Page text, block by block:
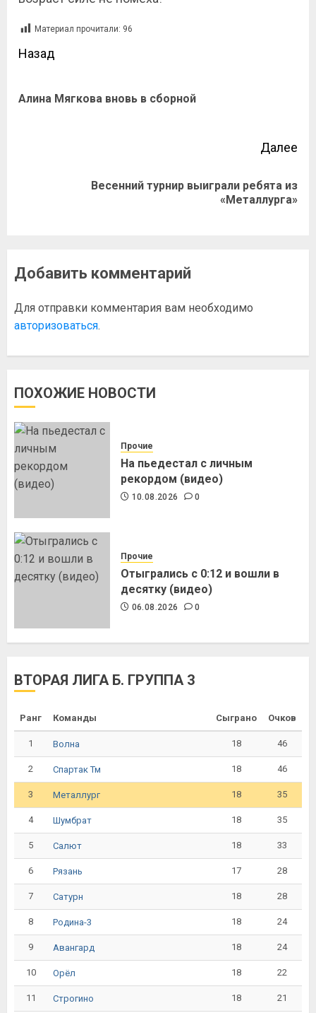
Материал прочитали: 96
Назад
Алина Мягкова вновь в сборной
Далее
Весенний турнир выиграли ребята из
«Металлурга»
Добавить комментарий
Для отправки комментария вам необходимо
авторизоваться.
ПОХОЖИЕ НОВОСТИ
Прочие
На пьедестал с личным
рекордом (видео)
10.08.2026 0
Прочие
Отыгрались с 0:12 и вошли в
десятку (видео)
06.08.2026 0
ВТОРАЯ ЛИГА Б. ГРУППА 3
Ранг Команды Сыграно Очков
1 Волна 18 46
2 Спартак Тм 18 46
3 Металлург 18 35
4 Шумбрат 18 35
5 Салют 18 33
6 Рязань 17 28
7 Сатурн 18 28
8 Родина-3 18 24
9 Авангард 18 24
10 Орёл 18 22
11 Строгино 18 21